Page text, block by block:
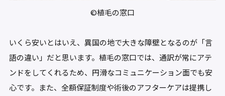
©植毛の窓口
いくら安いとはいえ、異国の地で大きな障壁となるのが「言
語の違い」だと思います。植毛の窓口では、通訳が常にアテ
ンドをしてくれるため、円滑なコミュニケーション面でも安
心です。また、全額保証制度や術後のアフターケアは提携し